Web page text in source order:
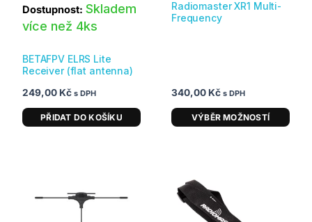
Dostupnost: Skladem
více než 4ks
BETAFPV ELRS Lite
Receiver (flat antenna)
249,00 Kč s DPH
PŘIDAT DO KOŠÍKU
Radiomaster XR1 Multi-
Frequency
340,00 Kč s DPH
VÝBĚR MOŽNOSTÍ
na
stránce